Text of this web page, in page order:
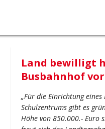
Land bewilligt
Busbahnhof
„Für die Einrichtung eines
Schulzentrums gibt es
Höhe von 850.000.- Euro